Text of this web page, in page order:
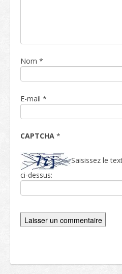
Nom *
E-mail *
CAPTCHA *
Saisissez le
ci-dessus: